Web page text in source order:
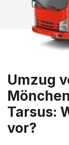
Umzug
Tarsus:
vor?